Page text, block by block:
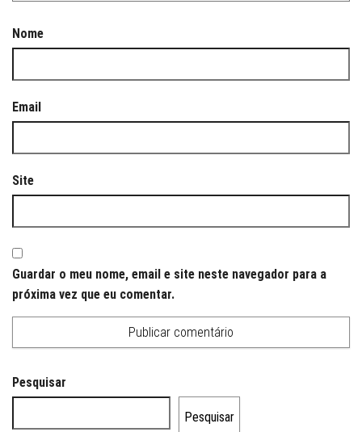
Nome
Email
Site
Guardar o meu nome, email e site neste navegador para a
próxima vez que eu comentar.
Pesquisar
Pesquisar